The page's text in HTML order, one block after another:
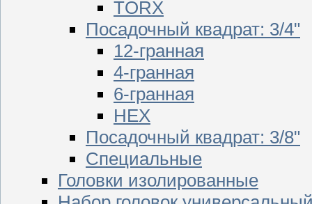
TORX
Посадочный квадрат: 3/4"
12-гранная
4-гранная
6-гранная
HEX
Посадочный квадрат: 3/8"
Специальные
Головки изолированные